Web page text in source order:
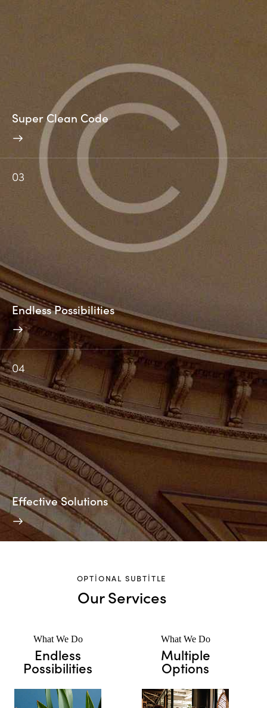
Super Clean Code
03
Endless Possibilities
04
Effective Solutions
OPTIONAL SUBTITLE
Our Services
What We Do
Endless
Possibilities
What We Do
Multiple
Options